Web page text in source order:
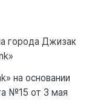
города Джизак
на основании
№15 от 3 мая